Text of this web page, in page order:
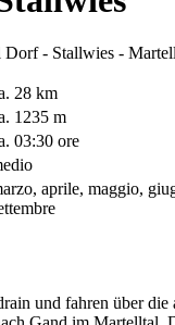
Dorf - Stallwies -
28 km
1235 m
03:30 ore
aprile, maggio,
und fahren über die